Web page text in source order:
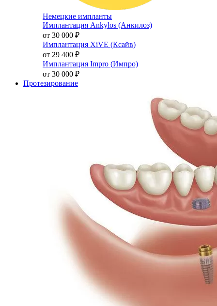
Немецкие импланты
Имплантация Ankylos (Анкилоз)
от 30 000 ₽
Имплантация XiVE (Ксайв)
от 29 400 ₽
Имплантация Impro (Импро)
от 30 000 ₽
Протезирование